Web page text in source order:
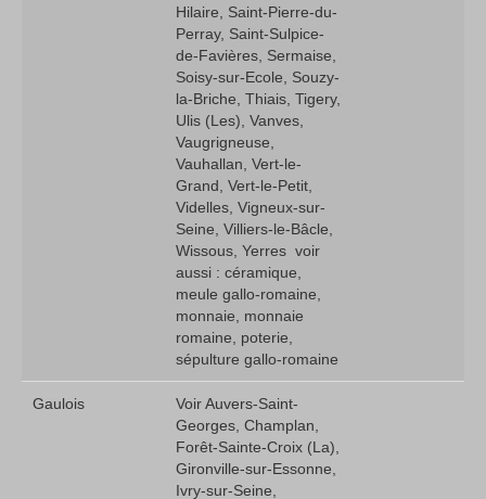
Hilaire, Saint-Pierre-du-
Perray, Saint-Sulpice-
de-Favières, Sermaise,
Soisy-sur-Ecole, Souzy-
la-Briche, Thiais, Tigery,
Ulis (Les), Vanves,
Vaugrigneuse,
Vauhallan, Vert-le-
Grand, Vert-le-Petit,
Videlles, Vigneux-sur-
Seine, Villiers-le-Bâcle,
Wissous, Yerres  voir
aussi : céramique,
meule gallo-romaine,
monnaie, monnaie
romaine, poterie,
sépulture gallo-romaine
Gaulois
Voir Auvers-Saint-
Georges, Champlan,
Forêt-Sainte-Croix (La),
Gironville-sur-Essonne,
Ivry-sur-Seine,